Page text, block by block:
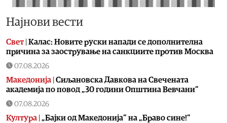
Најнови вести
Свет| Калас: Новите руски напади се дополнителна
причина за заострување на санкциите против Москва
07.08.2026
Македонија Сиљановска Давкова на Свечената
академија по повод „30 години Општина Вевчани“
07.08.2026
Култура „Бајки од Македонија“ на „Браво сине!“